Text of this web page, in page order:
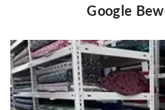
Google